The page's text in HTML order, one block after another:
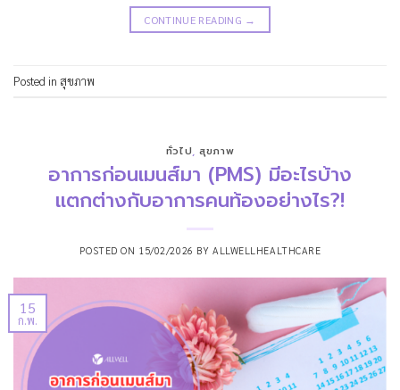
CONTINUE READING →
Posted in สุขภาพ
ทั่วไป,สุขภาพ
อาการก่อนเมนส์มา (PMS) มีอะไรบ้าง
แตกต่างกับอาการคนท้องอย่างไร?!
POSTED ON 15/02/2026 BY ALLWELLHEALTHCARE
15
ก.พ.